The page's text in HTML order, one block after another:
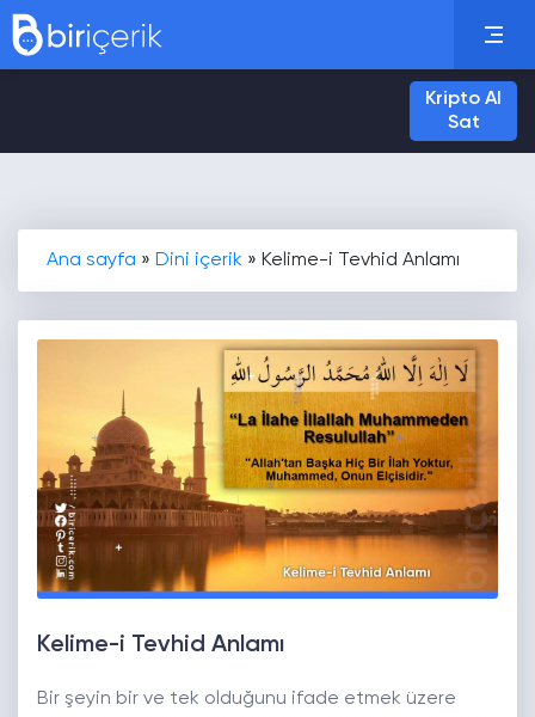
Kripto Al
Sat
Ana sayfa » Dini içerik » Kelime-i Tevhid Anlamı
Kelime-i Tevhid Anlamı
Bir şeyin bir ve tek olduğunu ifade etmek üzere